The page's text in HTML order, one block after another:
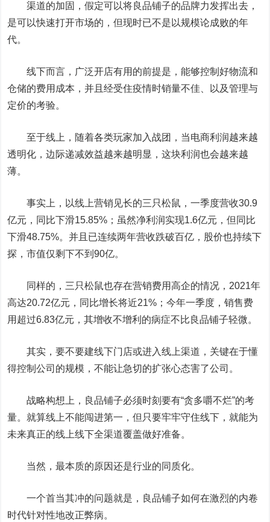
渠道的加固，假定可以将良品铺子的品牌力发挥出去，
是可以快速打开市场的，但现时已不是以规模论成败的年
代。
线下而言，广泛开店有用的前提是，能够控制好物流和
仓储的费用成本，并且经受住疫情时销量不佳、以及管理与
定价的考验。
至于线上，随着各类玩家加入战团，当电商利润越来越
透明化，边际递减效益越来越明显，这块利润也会越来越
薄。
事实上，以线上营销见长的三只松鼠，一季度营收30.9
亿元，同比下滑15.85%；虽然净利润实现1.6亿元，但同比
下滑48.75%。并且已连续两年营收跌破百亿，股价也持续下
探，市值仅剩下不到90亿。
同样的，三只松鼠也存在营销费用高企的情况，2021年
高达20.72亿元，同比增长将近21%；今年一季度，销售费
用超过6.83亿元，其增收不增利的病症不比良品铺子轻微。
其实，要不要建线下门店或进入线上渠道，关键在于懂
得控制公司的规模，不能让急切的扩张心态害了公司。
战略构想上，良品铺子必须时刻要有“贪多嚼不烂”的考
量。就算线上不能闯进第一，但只要牢牢守住线下，就能为
未来真正的线上线下全渠道覆盖做好准备。
当然，最本质的原因还是行业的同质化。
一个首当其冲的问题就是，良品铺子如何在激烈的内卷
时代针对性地改正弊病。